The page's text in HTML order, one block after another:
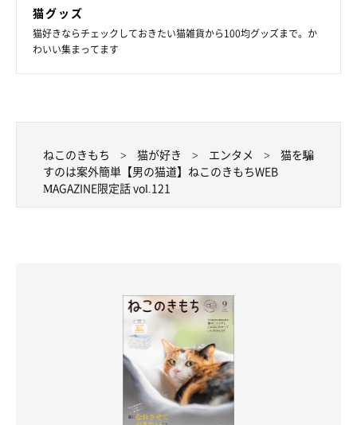
猫グッズ
猫好きならチェックしておきたい猫雑貨から100均グッズまで。か
わいい集まってます
ねこのきもち 猫が好き エンタメ
猫を騙
すのは案外簡単【男の猫道】ねこのきもちWEB
MAGAZINE限定話 vol.121